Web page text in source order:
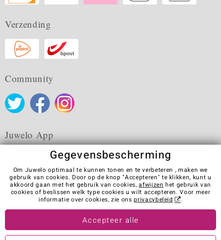
Verzending
Community
Juwelo App
Algemene verkoopvoorwaarden Privacybeleid
Cookies
Colofon
Contact
Contract herroepen
Visit our stores in other countries:
Gegevensbescherming
Om Juwelo optimaal te kunnen tonen en te verbeteren , maken we
gebruik van cookies. Door op de knop "Accepteren" te klikken, kunt u
akkoord gaan met het gebruik van cookies,afwijzen het gebruik van
cookies of beslissen welk type cookies u wilt accepteren. Voor meer
informatie over cookies, zie onsprivacybeleid .
Accepteer alle